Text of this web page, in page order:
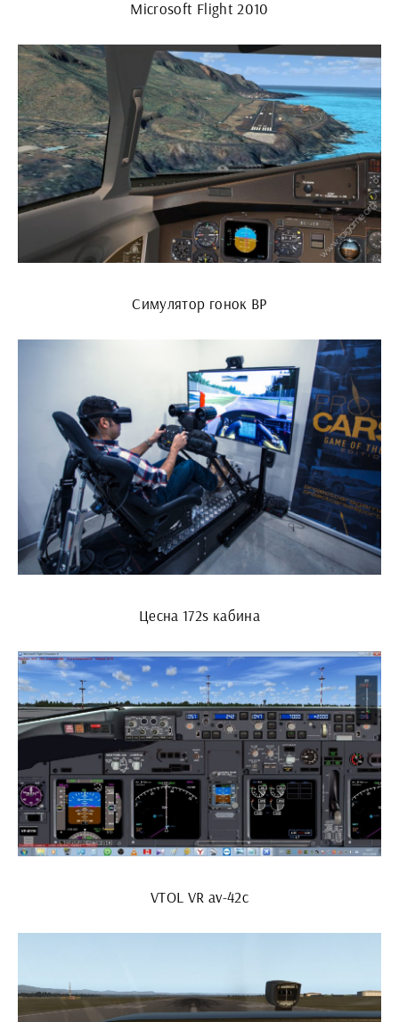
Microsoft Flight 2010
Симулятор гонок ВР
Цесна 172s кабина
VTOL VR av-42c